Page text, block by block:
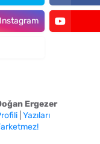
Instagram
Ergezer
Yazıları